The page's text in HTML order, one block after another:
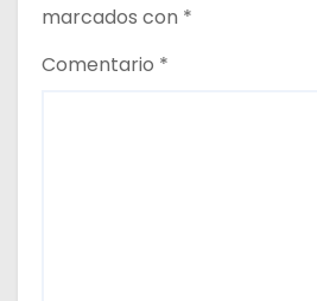
marcados con *
Comentario *